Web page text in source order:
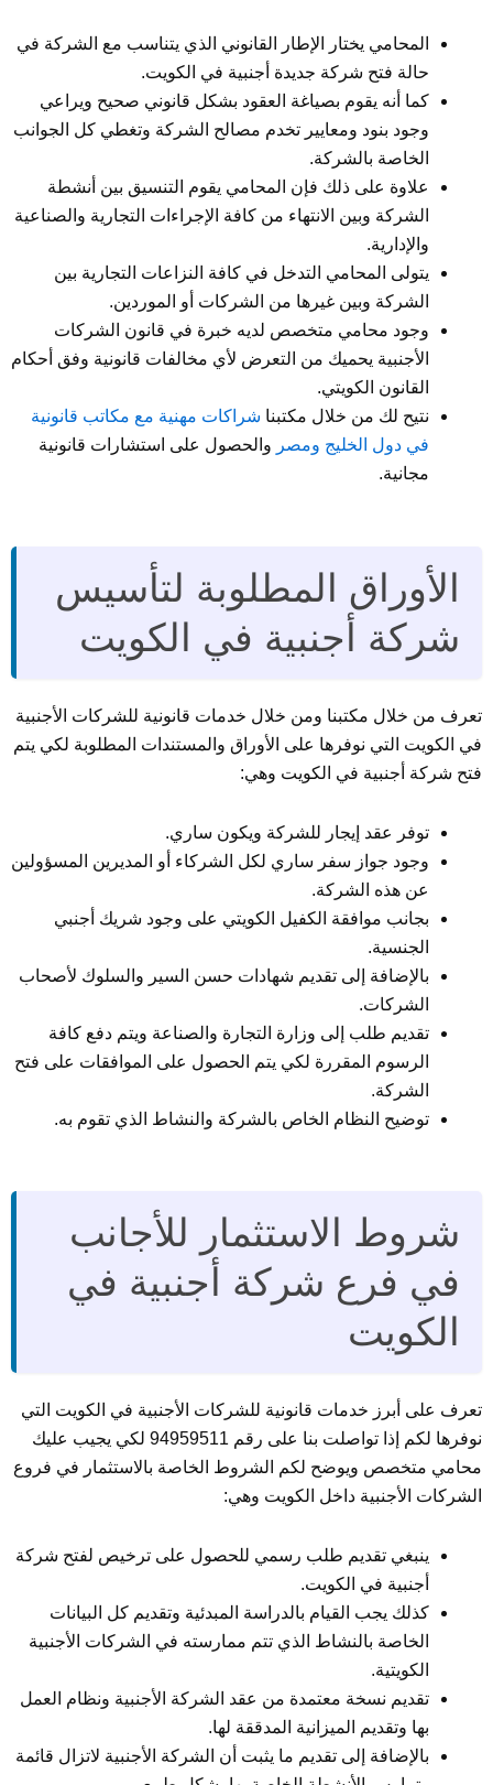
المحامي يختار الإطار القانوني الذي يتناسب مع الشركة في
حالة فتح شركة جديدة أجنبية في الكويت.
كما أنه يقوم بصياغة العقود بشكل قانوني صحيح ويراعي
وجود بنود ومعايير تخدم مصالح الشركة وتغطي كل الجوانب
الخاصة بالشركة.
علاوة على ذلك فإن المحامي يقوم التنسيق بين أنشطة
الشركة وبين الانتهاء من كافة الإجراءات التجارية والصناعية
والإدارية.
يتولى المحامي التدخل في كافة النزاعات التجارية بين
الشركة وبين غيرها من الشركات أو الموردين.
وجود محامي متخصص لديه خبرة في قانون الشركات
الأجنبية يحميك من التعرض لأي مخالفات قانونية وفق أحكام
القانون الكويتي.
نتيح لك من خلال مكتبنا شراكات مهنية مع مكاتب قانونية
في دول الخليج ومصر والحصول على استشارات قانونية
مجانية.
الأوراق المطلوبة لتأسيس
شركة أجنبية في الكويت
تعرف من خلال مكتبنا ومن خلال خدمات قانونية للشركات الأجنبية
في الكويت التي نوفرها على الأوراق والمستندات المطلوبة لكي يتم
فتح شركة أجنبية في الكويت وهي:
توفر عقد إيجار للشركة ويكون ساري.
وجود جواز سفر ساري لكل الشركاء أو المديرين المسؤولين
عن هذه الشركة.
بجانب موافقة الكفيل الكويتي على وجود شريك أجنبي
الجنسية.
بالإضافة إلى تقديم شهادات حسن السير والسلوك لأصحاب
الشركات.
تقديم طلب إلى وزارة التجارة والصناعة ويتم دفع كافة
الرسوم المقررة لكي يتم الحصول على الموافقات على فتح
الشركة.
توضيح النظام الخاص بالشركة والنشاط الذي تقوم به.
شروط الاستثمار للأجانب
في فرع شركة أجنبية في
الكويت
تعرف على أبرز خدمات قانونية للشركات الأجنبية في الكويت التي
نوفرها لكم إذا تواصلت بنا على رقم 94959511 لكي يجيب عليك
محامي متخصص ويوضح لكم الشروط الخاصة بالاستثمار في فروع
الشركات الأجنبية داخل الكويت وهي:
ينبغي تقديم طلب رسمي للحصول على ترخيص لفتح شركة
أجنبية في الكويت.
كذلك يجب القيام بالدراسة المبدئية وتقديم كل البيانات
الخاصة بالنشاط الذي تتم ممارسته في الشركات الأجنبية
الكويتية.
تقديم نسخة معتمدة من عقد الشركة الأجنبية ونظام العمل
بها وتقديم الميزانية المدققة لها.
بالإضافة إلى تقديم ما يثبت أن الشركة الأجنبية لاتزال قائمة